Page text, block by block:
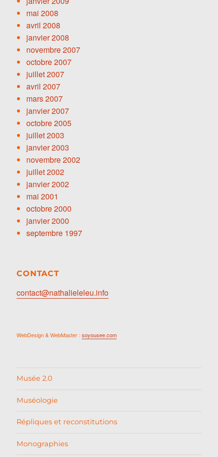
mai 2008
avril 2008
janvier 2008
novembre 2007
octobre 2007
juillet 2007
avril 2007
mars 2007
janvier 2007
octobre 2005
juillet 2003
janvier 2003
novembre 2002
juillet 2002
janvier 2002
mai 2001
octobre 2000
janvier 2000
septembre 1997
CONTACT
contact@nathalieleleu.info
WebDesign & WebMaster :soyousee.com
Musée 2.0
Muséologie
Répliques et reconstitutions
Monographies